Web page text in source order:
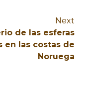
Next
de las esferas
en las costas de
Noruega